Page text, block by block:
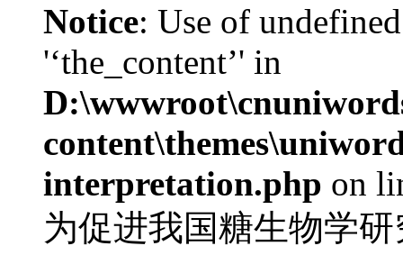
Notice: Use of
'‘the_content’' in
interpretation.php on
为促进我国糖生物学